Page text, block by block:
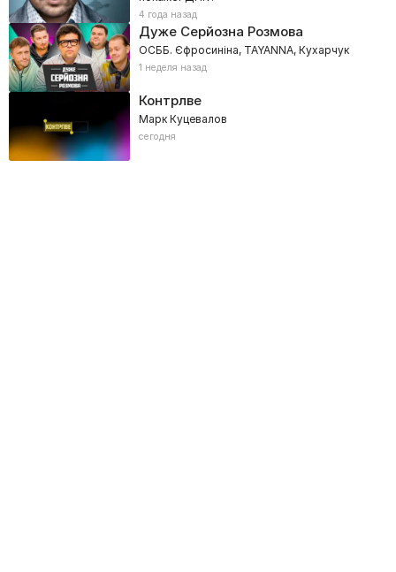
4 года назад
Дуже Серйозна Розмова
ОСББ. Єфросиніна, TAYANNA, Кухарчук
1 неделя назад
Контрлве
Марк Куцевалов
сегодня